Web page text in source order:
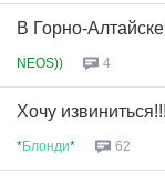
В Горно-
NEOS)) 4
Хочу извиниться!!!
*Блонди* 62